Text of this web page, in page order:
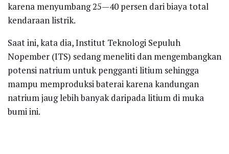
karena menyumbang 25—40 persen dari biaya total
kendaraan listrik.
Saat ini, kata dia, Institut Teknologi Sepuluh
Nopember (ITS) sedang meneliti dan mengembangkan
potensi natrium untuk pengganti litium sehingga
mampu memproduksi baterai karena kandungan
natrium jaug lebih banyak daripada litium di muka
bumi ini.